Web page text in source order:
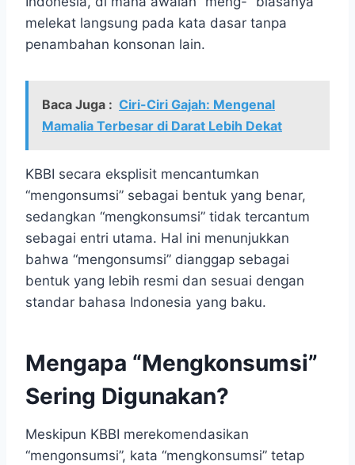
melekat langsung pada kata dasar tanpa
penambahan konsonan lain.
Baca Juga : Ciri-Ciri Gajah: Mengenal
Mamalia Terbesar di Darat Lebih Dekat
KBBI secara eksplisit mencantumkan
“mengonsumsi” sebagai bentuk yang benar,
sedangkan “mengkonsumsi” tidak tercantum
sebagai entri utama. Hal ini menunjukkan
bahwa “mengonsumsi” dianggap sebagai
bentuk yang lebih resmi dan sesuai dengan
standar bahasa Indonesia yang baku.
Mengapa “Mengkonsumsi”
Sering Digunakan?
Meskipun KBBI merekomendasikan
“mengonsumsi”, kata “mengkonsumsi” tetap